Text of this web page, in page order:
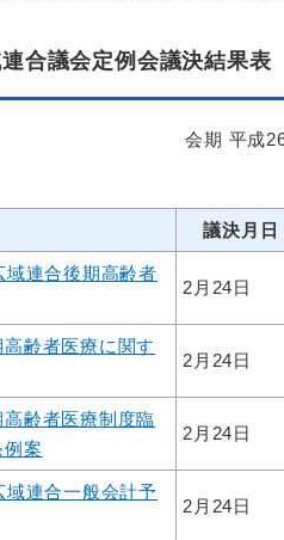
合議会定例会議決結果表
会期 平成
議決月日
連合後期高齢者
2月24日
齢者医療に関す
2月24日
齢者医療制度臨
案
2月24日
連合一般会計予
2月24日